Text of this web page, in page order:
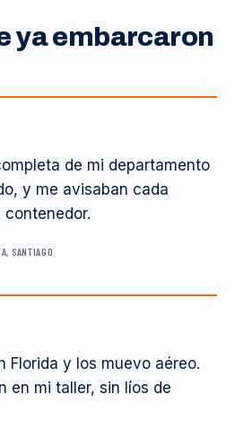
ya embarcaron
de mi departamento
y me avisaban cada
SANTIAGO
Florida y los muevo aéreo.
en mi taller, sin líos de